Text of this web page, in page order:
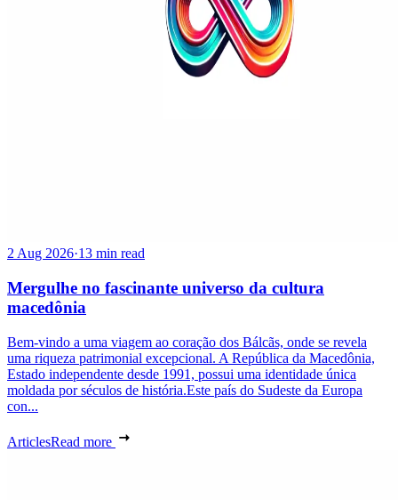
2 Aug 2026·13 min read
Mergulhe no fascinante universo da cultura
macedônia
Bem-vindo a uma viagem ao coração dos Bálcãs, onde se revela
uma riqueza patrimonial excepcional. A República da Macedônia,
Estado independente desde 1991, possui uma identidade única
moldada por séculos de história.Este país do Sudeste da Europa
con...
ArticlesRead more